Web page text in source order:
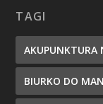
TAGI
AKUPUNKTURA
BIURKO DO